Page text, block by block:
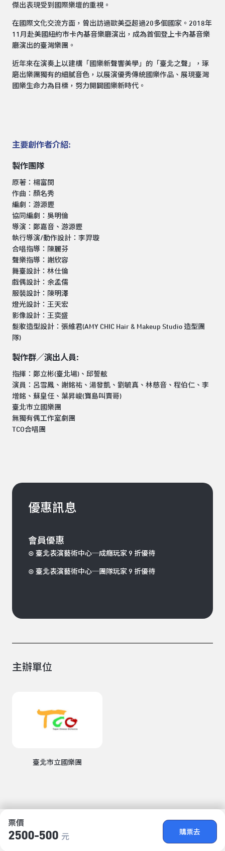
票價
2500-500 元
購票去
傑出表現受到國際樂壇的重視。
在國際文化交流方面，曾出訪過歐美亞超過20多個國家。2018年
11月赴美國紐約市卡內基音樂廳演出，成為首個登上卡內基音樂
廳演出的臺灣樂團。
近年來在演奏上以建構「國樂新聲響美學」的「臺北之聲」，琢
磨出樂團獨有的細膩音色，以展演優秀傳統國樂作品、展現臺灣
國樂生命力為目標，努力開闢國樂新時代。
主要創作者介紹:
製作團隊
原著：楊富閔
作曲：顏名秀
編劇：游源鏗
協同編劇：吳明倫
導演：鄭嘉音、游源鏗
執行導演/動作設計：李羿璇
合唱指導：陳麗芬
聲樂指導：謝欣容
舞臺設計：林仕倫
戲偶設計：余孟儒
服裝設計：陳明澤
燈光設計：王天宏
影像設計：王奕盛
髮妝造型設計：張維君(AMY CHIC Hair & Makeup Studio 造型團
隊)
製作群／演出人員:
指揮：鄭立彬(臺北場)、邱誓舷
演員：呂雪鳳、謝銘祐、湯發凱、劉毓真、林慈音、程伯仁、李
增銘、蘇皇任、葉昇峻(寶島叫賣哥)
臺北市立國樂團
無獨有偶工作室劇團
TCO合唱團
優惠訊息
會員優惠
⊛ 臺北表演藝術中心─成癮玩家 9 折優待
⊛ 臺北表演藝術中心─團隊玩家 9 折優待
主辦單位
臺北市立國樂團